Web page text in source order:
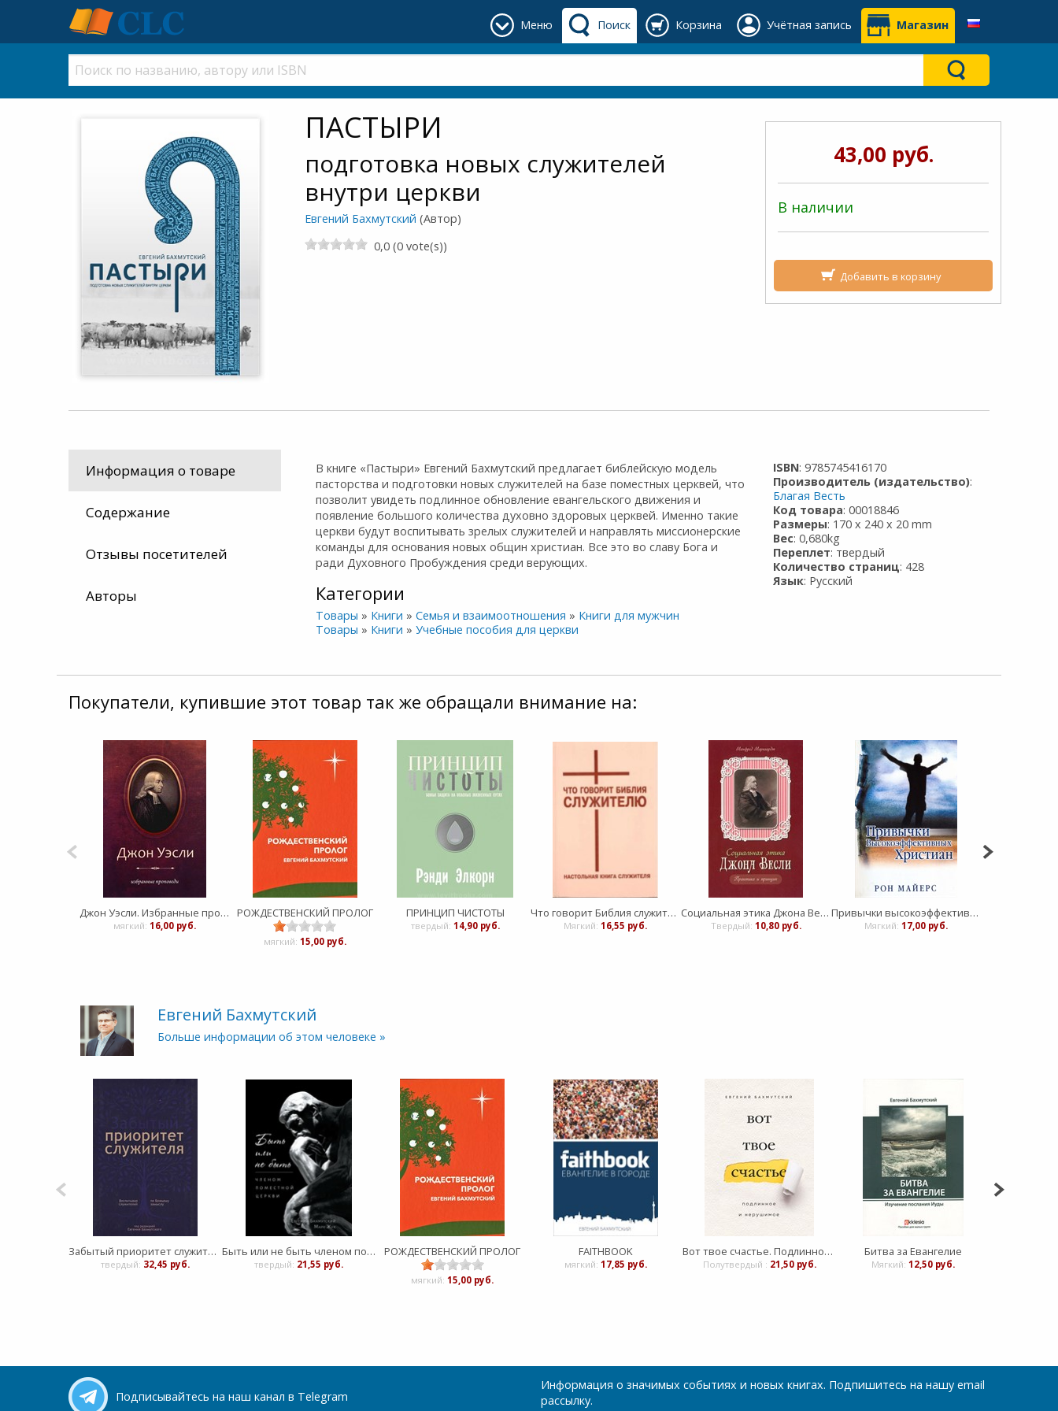
Меню Поиск Корзина Учётная запись Магазин
ПАСТЫРИ
подготовка новых служителей
внутри церкви
Евгений Бахмутский (Автор)
0,0 (0 vote(s))
43,00 руб.
В наличии
Добавить в корзину
Информация о товаре
Содержание
Отзывы посетителей
Авторы
В книге «Пастыри» Евгений Бахмутский предлагает библейскую модель
пасторства и подготовки новых служителей на базе поместных церквей, что
позволит увидеть подлинное обновление евангельского движения и
появление большого количества духовно здоровых церквей. Именно такие
церкви будут воспитывать зрелых служителей и направлять миссионерские
команды для основания новых общин христиан. Все это во славу Бога и
ради Духовного Пробуждения среди верующих.
Категории
Товары » Книги »Семья и взаимоотношения » Книги для мужчин
Товары » Книги »Учебные пособия для церкви
ISBN: 9785745416170
Производитель (издательство):
Благая Весть
Код товара: 00018846
Размеры: 170 x 240 x 20 mm
Вес: 0,680kg
Переплет: твердый
Количество страниц: 428
Язык: Русский
Покупатели, купившие этот товар так же обращали внимание на:
Джон Уэсли. Избранные проповеди
мягкий: 16,00 руб.
РОЖДЕСТВЕНСКИЙ ПРОЛОГ
мягкий: 15,00 руб.
ПРИНЦИП ЧИСТОТЫ
твердый: 14,90 руб.
Что говорит Библия служителю. Настольная книга служителя
Мягкий:16,55 руб.
Социальная этика Джона Весли. Практика и принцип
Твердый: 10,80 руб.
Привычки высокоэффективных христиан
Мягкий:17,00 руб.
Евгений Бахмутский
Больше информации об этом человеке »
Забытый приоритет служителя
твердый: 32,45 руб.
Быть или не быть членом поместной церкви
твердый: 21,55 руб.
РОЖДЕСТВЕНСКИЙ ПРОЛОГ
мягкий: 15,00 руб.
FAITHBOOK
мягкий: 17,85 руб.
Вот твое счастье. Подлинное и нерушимое
Полутвердый : 21,50 руб.
Битва за Евангелие
Мягкий: 12,50 руб.
Подписывайтесь на наш канал в Telegram
Информация о значимых событиях и новых книгах. Подпишитесь на нашу email
рассылку.